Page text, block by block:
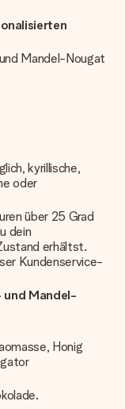
Mandel-Nougat
kyrillische,
oder
über 25 Grad
dein
erhältst.
Kundenservice-
und Mandel-
Honig